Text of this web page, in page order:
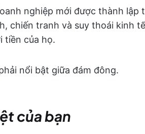
nghiệp mới được thành lập
chiến tranh và suy thoái kinh
tiền của họ.
nổi bật giữa đám đông.
của bạn